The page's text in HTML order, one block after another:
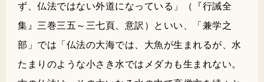
ず、仏法ではない外道になっている」（『行誡全
集』三巻三五～三七頁、意訳）といい、「兼学之
部」では「仏法の大海では、大魚が生まれるが、水
たまりのような小さき水ではメダカも生まれない。